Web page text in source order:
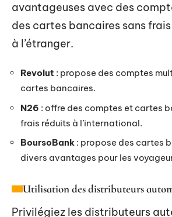
avantageuses avec des
des cartes bancaires sans
à l’étranger.
Revolut : propose des comptes
cartes bancaires.
N26 : offre des comptes et cartes
frais réduits à l’international.
BoursoBank : propose des cartes
divers avantages pour les
Utilisation des distributeurs
Privilégiez les distributeurs